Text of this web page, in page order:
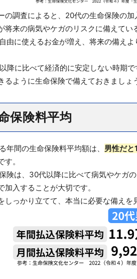
の調査によると、20代の生命保険の加
将来の病気やケガのリスクに備えてい
由に使えるお金が増え、将来の備え
降に比べて経済的に安定しない時期
るように生命保険で備えておきましょ
保険料平均
年間の生命保険料平均額は、 男性だ
す。
険は、30代以降に比べて病気やケガ
入することが大切です。
しっかり立てて、本当に必要な備えを